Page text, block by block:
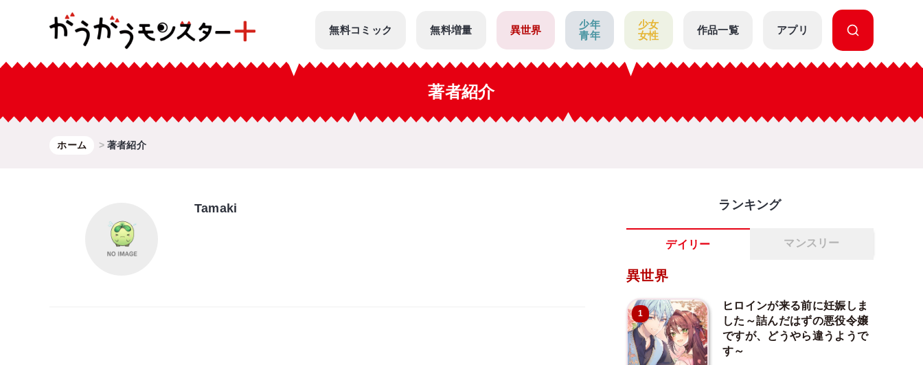
無料コミック 無料増量 異世界
少年
青年
少女
女性
作品一覧 アプリ
著者紹介
ホーム 著者紹介
Tamaki ランキング
デイリー マンスリー
異世界
1
ヒロインが来る前に妊娠しま
した～詰んだはずの悪役令嬢
ですが、どうやら違うようで
す～